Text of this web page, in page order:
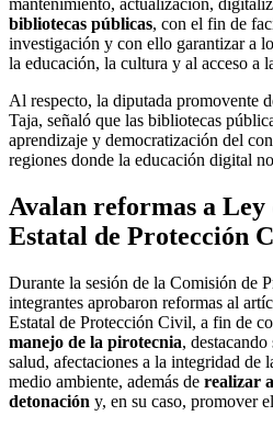
bibliotecas públicas, con el fin de
investigación y con ello garantizar a
la educación, la cultura y al acceso a
Al respecto, la diputada promovente
Taja, señaló que las bibliotecas
aprendizaje y democratización del
regiones donde la educación digital
Avalan reformas a Ley
Estatal de Protección
Durante la sesión de la Comisión de
integrantes aprobaron reformas al
Estatal de Protección Civil, a fin de
manejo de la pirotecnia,
salud, afectaciones a la integridad de
medio ambiente, además de realizar
detonación y, en su caso, promover